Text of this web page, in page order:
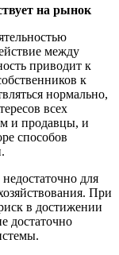
на рынок
между
приводит к
к
нормально,
всех
и продавцы, и
способов
для
При
в достижении
достаточно